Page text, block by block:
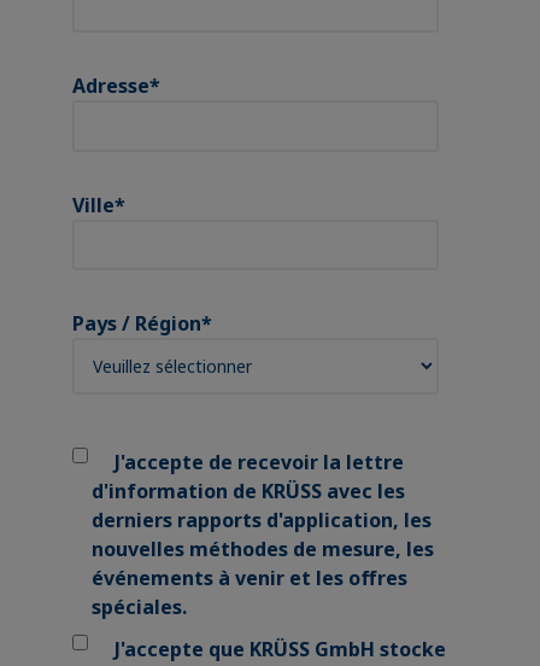
Adresse*
Ville*
Pays / Région*
J'accepte de recevoir la lettre
d'information de KRÜSS avec les
derniers rapports d'application, les
nouvelles méthodes de mesure, les
événements à venir et les offres
spéciales.
J'accepte que KRÜSS GmbH stocke